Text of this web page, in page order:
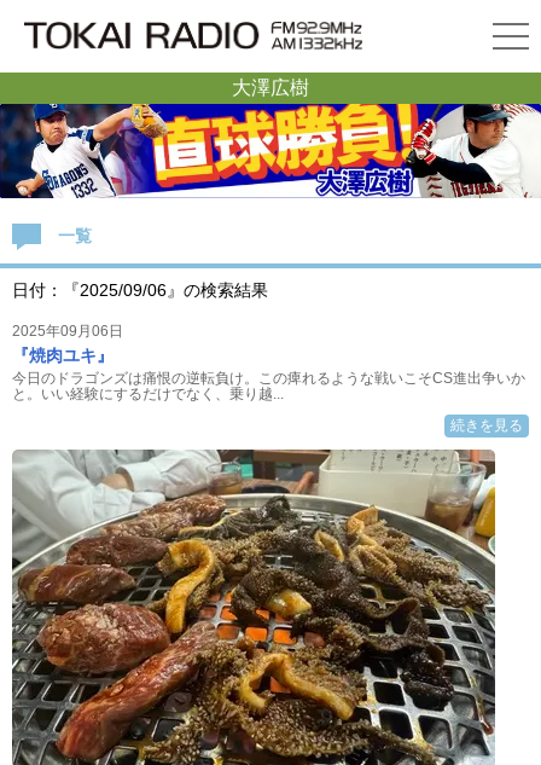
大澤広樹
一覧
日付：『2025/09/06』の検索結果
2025年09月06日
『焼肉ユキ』
今日のドラゴンズは痛恨の逆転負け。この痺れるような戦いこそCS進出争いか
と。いい経験にするだけでなく、乗り越...
続きを見る